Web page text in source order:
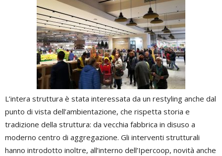
L’intera struttura è stata interessata da un restyling anche dal
punto di vista dell’ambientazione, che rispetta storia e
tradizione della struttura: da vecchia fabbrica in disuso a
moderno centro di aggregazione. Gli interventi strutturali
hanno introdotto inoltre, all’interno dell’Ipercoop, novità anche